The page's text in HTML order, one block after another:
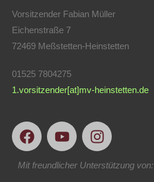
Vorsitzender Fabian Müller
Eichenstraße 7
72469 Meßstetten-Heinstetten
01525 7804275
1.vorsitzender[at]mv-heinstetten.de
Mit freundlicher Unterstützung von: